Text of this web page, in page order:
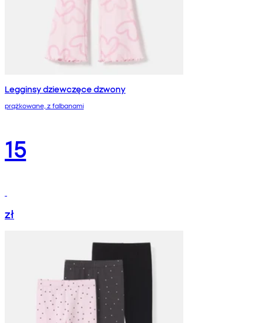
Legginsy dziewczęce dzwony
prążkowane, z falbanami
15
zł